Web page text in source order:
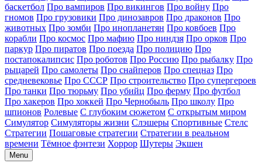
баскетбол Про вампиров Про викингов Про войну Про
гномов Про грузовики Про динозавров Про драконов Про
животных Про зомби Про инопланетян Про ковбоев Про
корабли Про космос Про мафию Про ниндзя Про орков Про
паркур Про пиратов Про поезда Про полицию Про
постапокалипсис Про роботов Про Россию Про рыбалку Про
рыцарей Про самолеты Про снайперов Про спецназ Про
средневековье Про СССР Про строительство Про супергероев
Про танки Про тюрьму Про убийц Про ферму Про футбол
Про хакеров Про хоккей Про Чернобыль Про школу Про
шпионов Ролевые С глубоким сюжетом С открытым миром
Симулятор Симуляторы жизни Слэшеры Спортивные Стелс
Стратегии Пошаговые стратегии Стратегии в реальном
времени Тёмное фэнтези Хоррор Шутеры Экшен
Menu